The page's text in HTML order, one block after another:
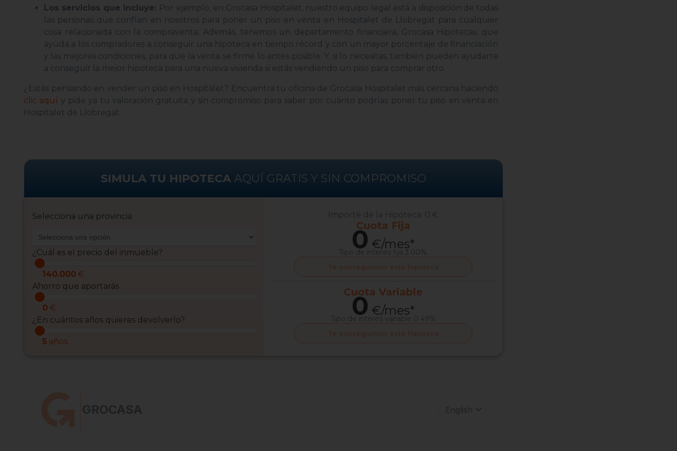
Los servicios que incluye: Por ejemplo, en Grocasa Hospitalet, nuestro equipo legal está a disposición de todas
las personas que confían en nosotros para poner un piso en venta en Hospitalet de Llobregat para cualquier
cosa relacionada con la compraventa. Además, tenemos un departamento financiera, Grocasa Hipotecas, que
ayuda a los compradores a conseguir una hipoteca en tiempo récord y con un mayor porcentaje de financiación
y las mejores condiciones, para que la venta se firme lo antes posible. Y, si lo necesitas, también pueden ayudarte
a conseguir la mejor hipoteca para una nueva vivienda si estás vendiendo un piso para comprar otro.
¿Estás pensando en vender un piso en Hospitalet? Encuentra tu oficina de Grocasa Hospitalet más cercana haciendo
clic aquí y pide ya tu valoración gratuita y sin compromiso para saber por cuánto podrías poner tu piso en venta en
Hospitalet de Llobregat.
SIMULA TU HIPOTECA AQUÍ GRATIS Y SIN COMPROMISO
Selecciona una provincia
¿Cuál es el precio del inmueble?
140.000 €
Ahorro que aportarás
0 €
¿En cuántos años quieres devolverlo?
5 años
Importe de la Hipoteca: 0 €
Cuota Fija
0 €/mes*
Tipo de interés fija 3.00%
Te conseguimos esta hipoteca
CuotaVariable
0 €/mes*
Tipo de interés variable 0.49%
Te conseguimos esta hipoteca